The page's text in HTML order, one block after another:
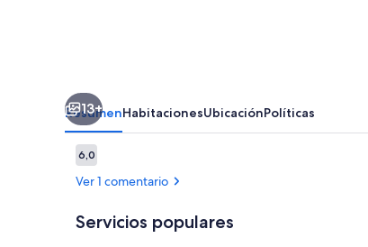
13+
ResumenHabitacionesUbicaciónPolíticas
Comentarios
6,06,0 de 10
Ver 1 comentario
Servicios populares